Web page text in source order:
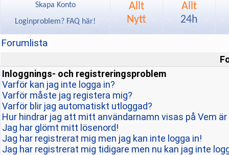
Skapa Konto
Loginproblem? FAQ här!
Allt
Nytt
Allt
24h
Forumlista
Inloggnings- och registreringsproblem
Varför kan jag inte logga in?
Varför måste jag registera mig?
Varför blir jag automatiskt utloggad?
Hur hindrar jag att mitt användarnamn visas på Vem
Jag har glömt mitt lösenord!
Jag har registrerat mig men jag kan inte logga in!
Jag har registrerat mig tidigare men nu kan jag inte